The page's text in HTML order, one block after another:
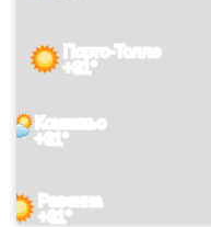
Равенна
+31°
Комаккьо
+31°
Порто-Толле
+31°